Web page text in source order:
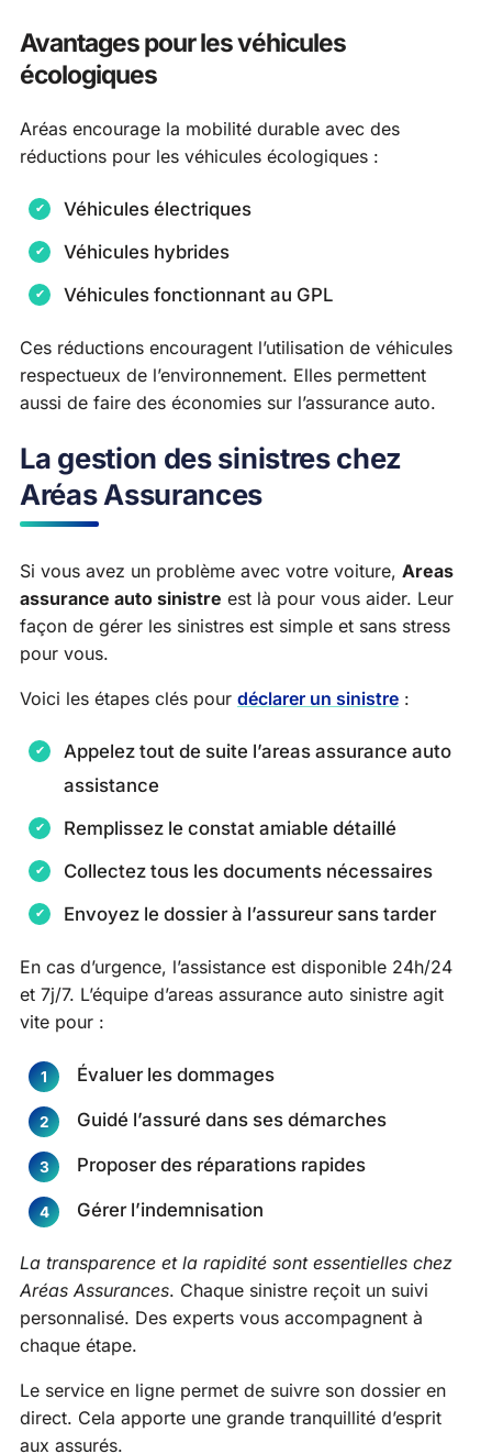
Avantages pour les véhicules
écologiques
Aréas encourage la mobilité durable avec des
réductions pour les véhicules écologiques :
Véhicules électriques
Véhicules hybrides
Véhicules fonctionnant au GPL
Ces réductions encouragent l’utilisation de véhicules
respectueux de l’environnement. Elles permettent
aussi de faire des économies sur l’assurance auto.
La gestion des sinistres chez
Aréas Assurances
Si vous avez un problème avec votre voiture, Areas
assurance auto sinistre est là pour vous aider. Leur
façon de gérer les sinistres est simple et sans stress
pour vous.
Voici les étapes clés pour déclarer un sinistre :
Appelez tout de suite l’areas assurance auto
assistance
Remplissez le constat amiable détaillé
Collectez tous les documents nécessaires
Envoyez le dossier à l’assureur sans tarder
En cas d’urgence, l’assistance est disponible 24h/24
et 7j/7. L’équipe d’areas assurance auto sinistre agit
vite pour :
Évaluer les dommages
Guidé l’assuré dans ses démarches
Proposer des réparations rapides
Gérer l’indemnisation
La transparence et la rapidité sont essentielles chez
Aréas Assurances. Chaque sinistre reçoit un suivi
personnalisé. Des experts vous accompagnent à
chaque étape.
Le service en ligne permet de suivre son dossier en
direct. Cela apporte une grande tranquillité d’esprit
aux assurés.